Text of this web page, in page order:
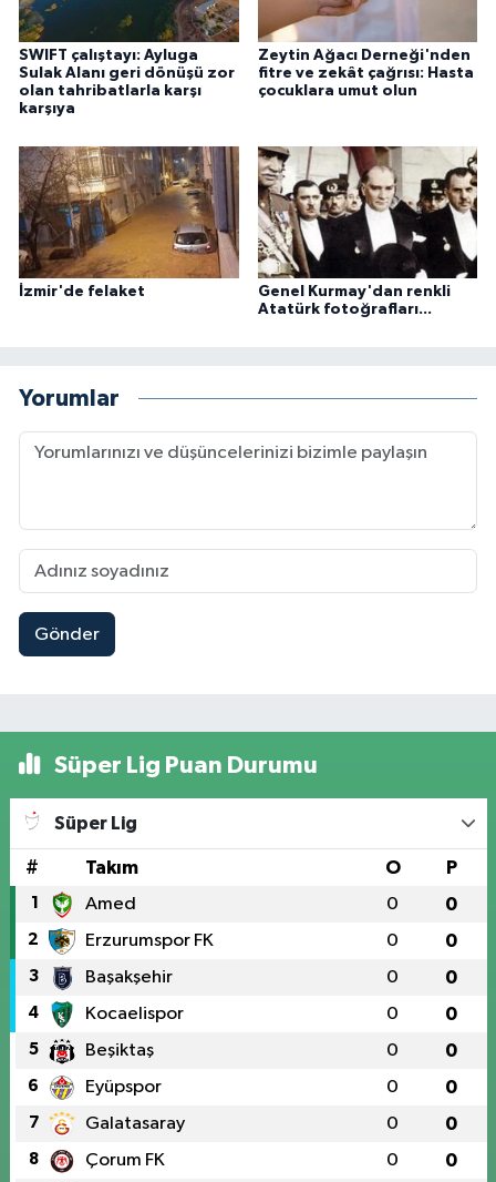
SWIFT çalıştayı: Ayluga
Sulak Alanı geri dönüşü zor
olan tahribatlarla karşı
karşıya
Zeytin Ağacı Derneği'nden
fitre ve zekât çağrısı: Hasta
çocuklara umut olun
İzmir'de felaket
Genel Kurmay'dan renkli
Atatürk fotoğrafları...
Yorumlar
Gönder
Süper Lig Puan Durumu
Süper Lig
# Takım O P
1 Amed 0 0
2 Erzurumspor FK 0 0
3 Başakşehir 0 0
4 Kocaelispor 0 0
5 Beşiktaş 0 0
6 Eyüpspor 0 0
7 Galatasaray 0 0
8 Çorum FK 0 0